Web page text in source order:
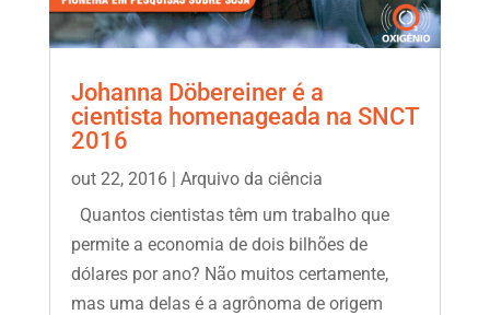
Johanna Döbereiner é a
cientista homenageada na SNCT
2016
out 22, 2016| Arquivo da ciência
Quantos cientistas têm um trabalho que
permite a economia de dois bilhões de
dólares por ano? Não muitos certamente,
mas uma delas é a agrônoma de origem